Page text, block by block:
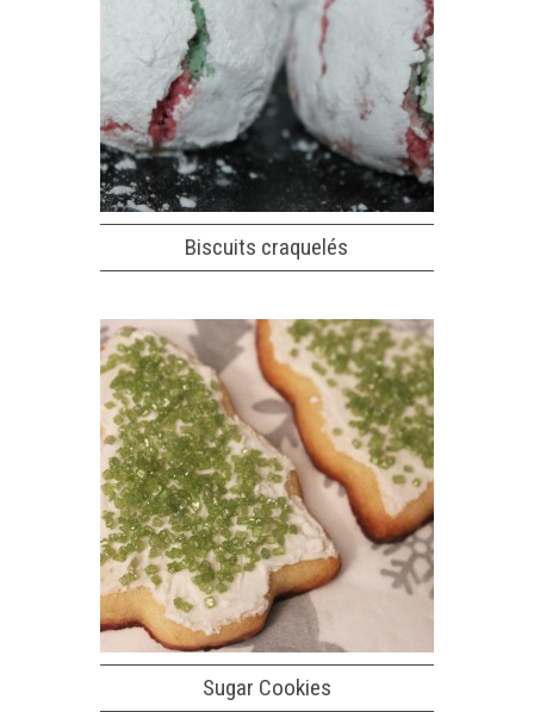
Biscuits craquelés
Sugar Cookies